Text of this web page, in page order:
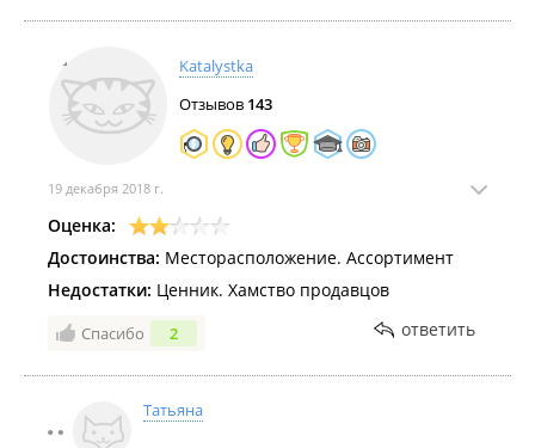
Katalystka
Отзывов 143
19 декабря 2018 г.
Оценка:
Достоинства: Месторасположение. Ассортимент
Недостатки: Ценник. Хамство продавцов
Спасибо 2 ответить
Татьяна